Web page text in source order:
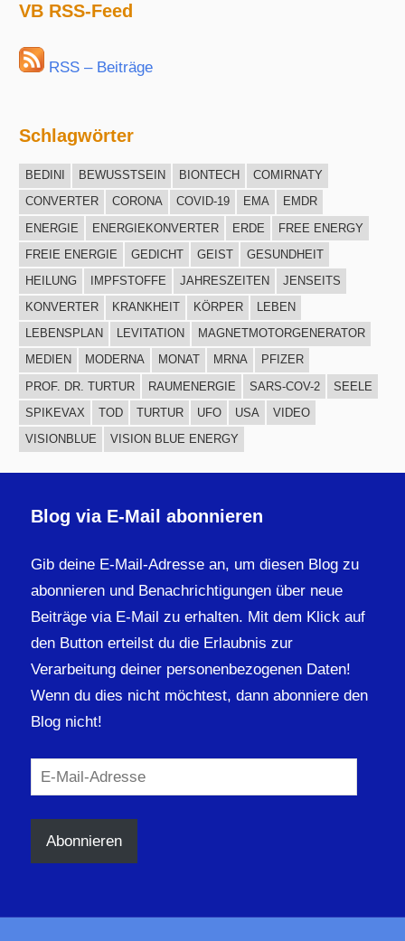
VB RSS-Feed
RSS – Beiträge
Schlagwörter
BEDINI BEWUSSTSEIN BIONTECH
COMIRNATY
CONVERTER
CORONA COVID-19 EMA
EMDR
ENERGIE
ENERGIEKONVERTER ERDE
FREE ENERGY
FREIE ENERGIE
GEDICHT GEIST
GESUNDHEIT
HEILUNG
IMPFSTOFFE JAHRESZEITEN
JENSEITS
KONVERTER
KRANKHEIT KÖRPER
LEBEN
LEBENSPLAN
LEVITATION
MAGNETMOTORGENERATOR
MEDIEN
MODERNA MONAT MRNA
PFIZER
PROF. DR. TURTUR
RAUMENERGIE SARS-COV-2
SEELE
SPIKEVAX
TOD TURTUR UFO USA
VIDEO
VISIONBLUE
VISION BLUE ENERGY
Blog via E-Mail abonnieren
Gib deine E-Mail-Adresse an, um diesen Blog zu
abonnieren und Benachrichtigungen über neue
Beiträge via E-Mail zu erhalten. Mit dem Klick auf
den Button erteilst du die Erlaubnis zur
Verarbeitung deiner personenbezogenen Daten!
Wenn du dies nicht möchtest, dann abonniere den
Blog nicht!
E-
Mail-
Adresse
Abonnieren